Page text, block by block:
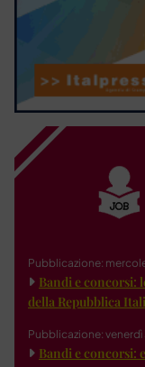
Pubblicazione:
Bandi e concorsi:
della Repubblica
Pubblicazione:
Bandi e concorsi: